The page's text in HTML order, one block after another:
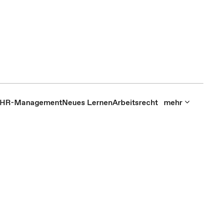
HR-ManagementNeues LernenArbeitsrecht mehr